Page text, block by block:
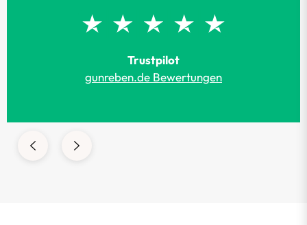
Trustpilot
gunreben.de Bewertungen